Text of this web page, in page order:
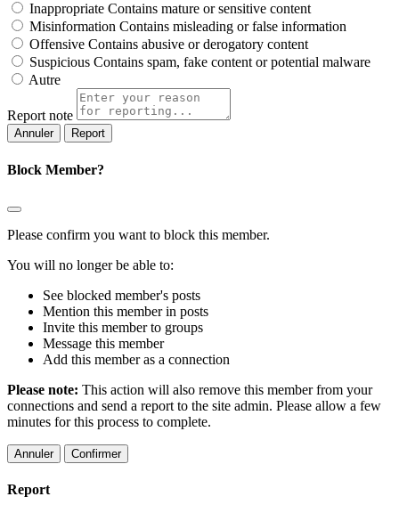
Inappropriate Contains mature or sensitive content
Misinformation Contains misleading or false information
Offensive Contains abusive or derogatory content
Suspicious Contains spam, fake content or potential malware
Autre
Report note
Report
Block Member?
Please confirm you want to block this member.
You will no longer be able to:
See blocked member's posts
Mention this member in posts
Invite this member to groups
Message this member
Add this member as a connection
Please note: This action will also remove this member from your
connections and send a report to the site admin. Please allow a few
minutes for this process to complete.
Confirmer
Report